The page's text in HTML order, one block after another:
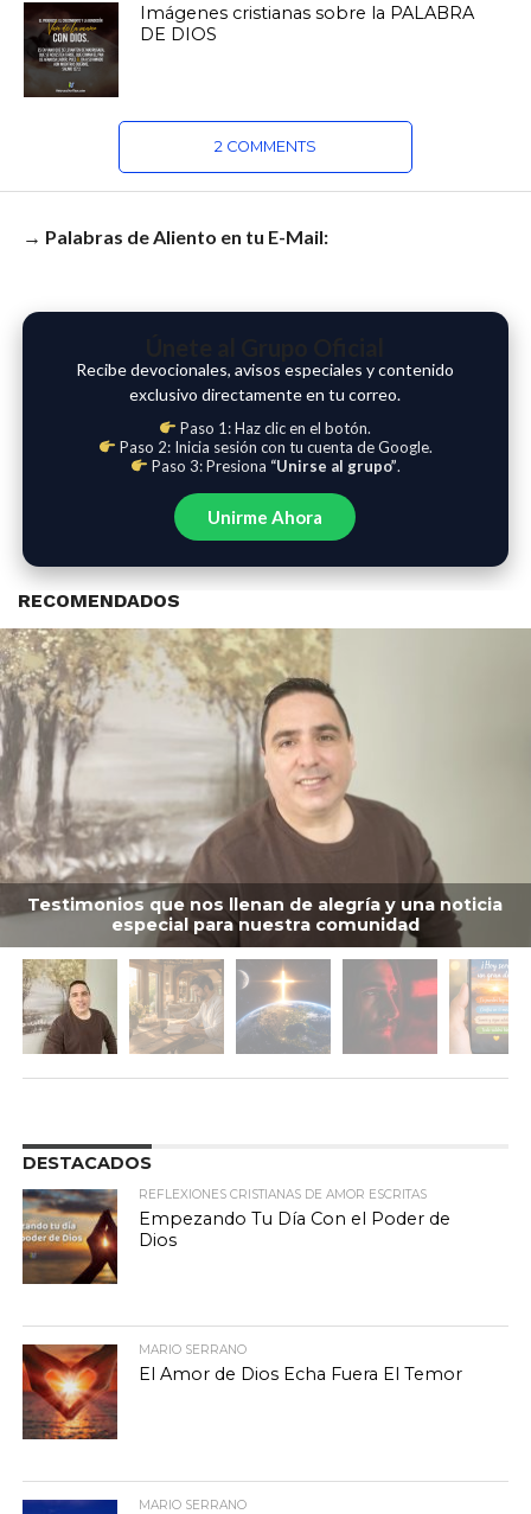
Imágenes cristianas sobre la PALABRA
DE DIOS
2 COMMENTS
→ Palabras de Aliento en tu E-Mail:
Recibe devocionales, avisos especiales y contenido
exclusivo directamente en tu correo.
Paso 1: Haz clic en el botón.
Paso 2: Inicia sesión con tu cuenta de Google.
Paso 3: Presiona “Unirse al grupo”.
Unirme Ahora
RECOMENDADOS
Testimonios que nos llenan de alegría y una noticia
especial para nuestra comunidad
DESTACADOS
REFLEXIONES CRISTIANAS DE AMOR ESCRITAS
Empezando Tu Día Con el Poder de
Dios
MARIO SERRANO
El Amor de Dios Echa Fuera El Temor
MARIO SERRANO